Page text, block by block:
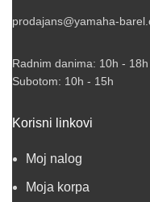
prodajans@yamaha-
Radnim danima: 10h - 18h
Subotom: 10h - 15h
Korisni linkovi
Moj nalog
Moja korpa